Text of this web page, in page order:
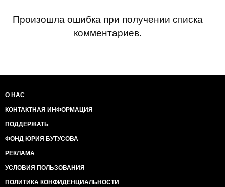
Произошла ошибка при получении списка
комментариев.
О НАС
КОНТАКТНАЯ ИНФОРМАЦИЯ
ПОДДЕРЖАТЬ
ФОНД ЮРИЯ БУТУСОВА
РЕКЛАМА
УСЛОВИЯ ПОЛЬЗОВАНИЯ
ПОЛИТИКА КОНФИДЕНЦИАЛЬНОСТИ